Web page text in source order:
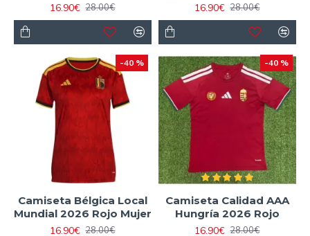
16.90€ 28.00€
16.90€ 28.00€
-40 %
Camiseta Bélgica Local
Mundial 2026 Rojo Mujer
16.90€ 28.00€
-40 %
Camiseta Calidad AAA
Hungría 2026 Rojo
16.90€ 28.00€